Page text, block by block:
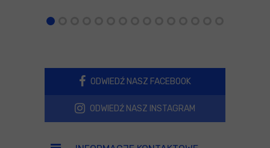
ODWIEDŹ NASZ FACEBOOK
ODWIEDŹ NASZ INSTAGRAM